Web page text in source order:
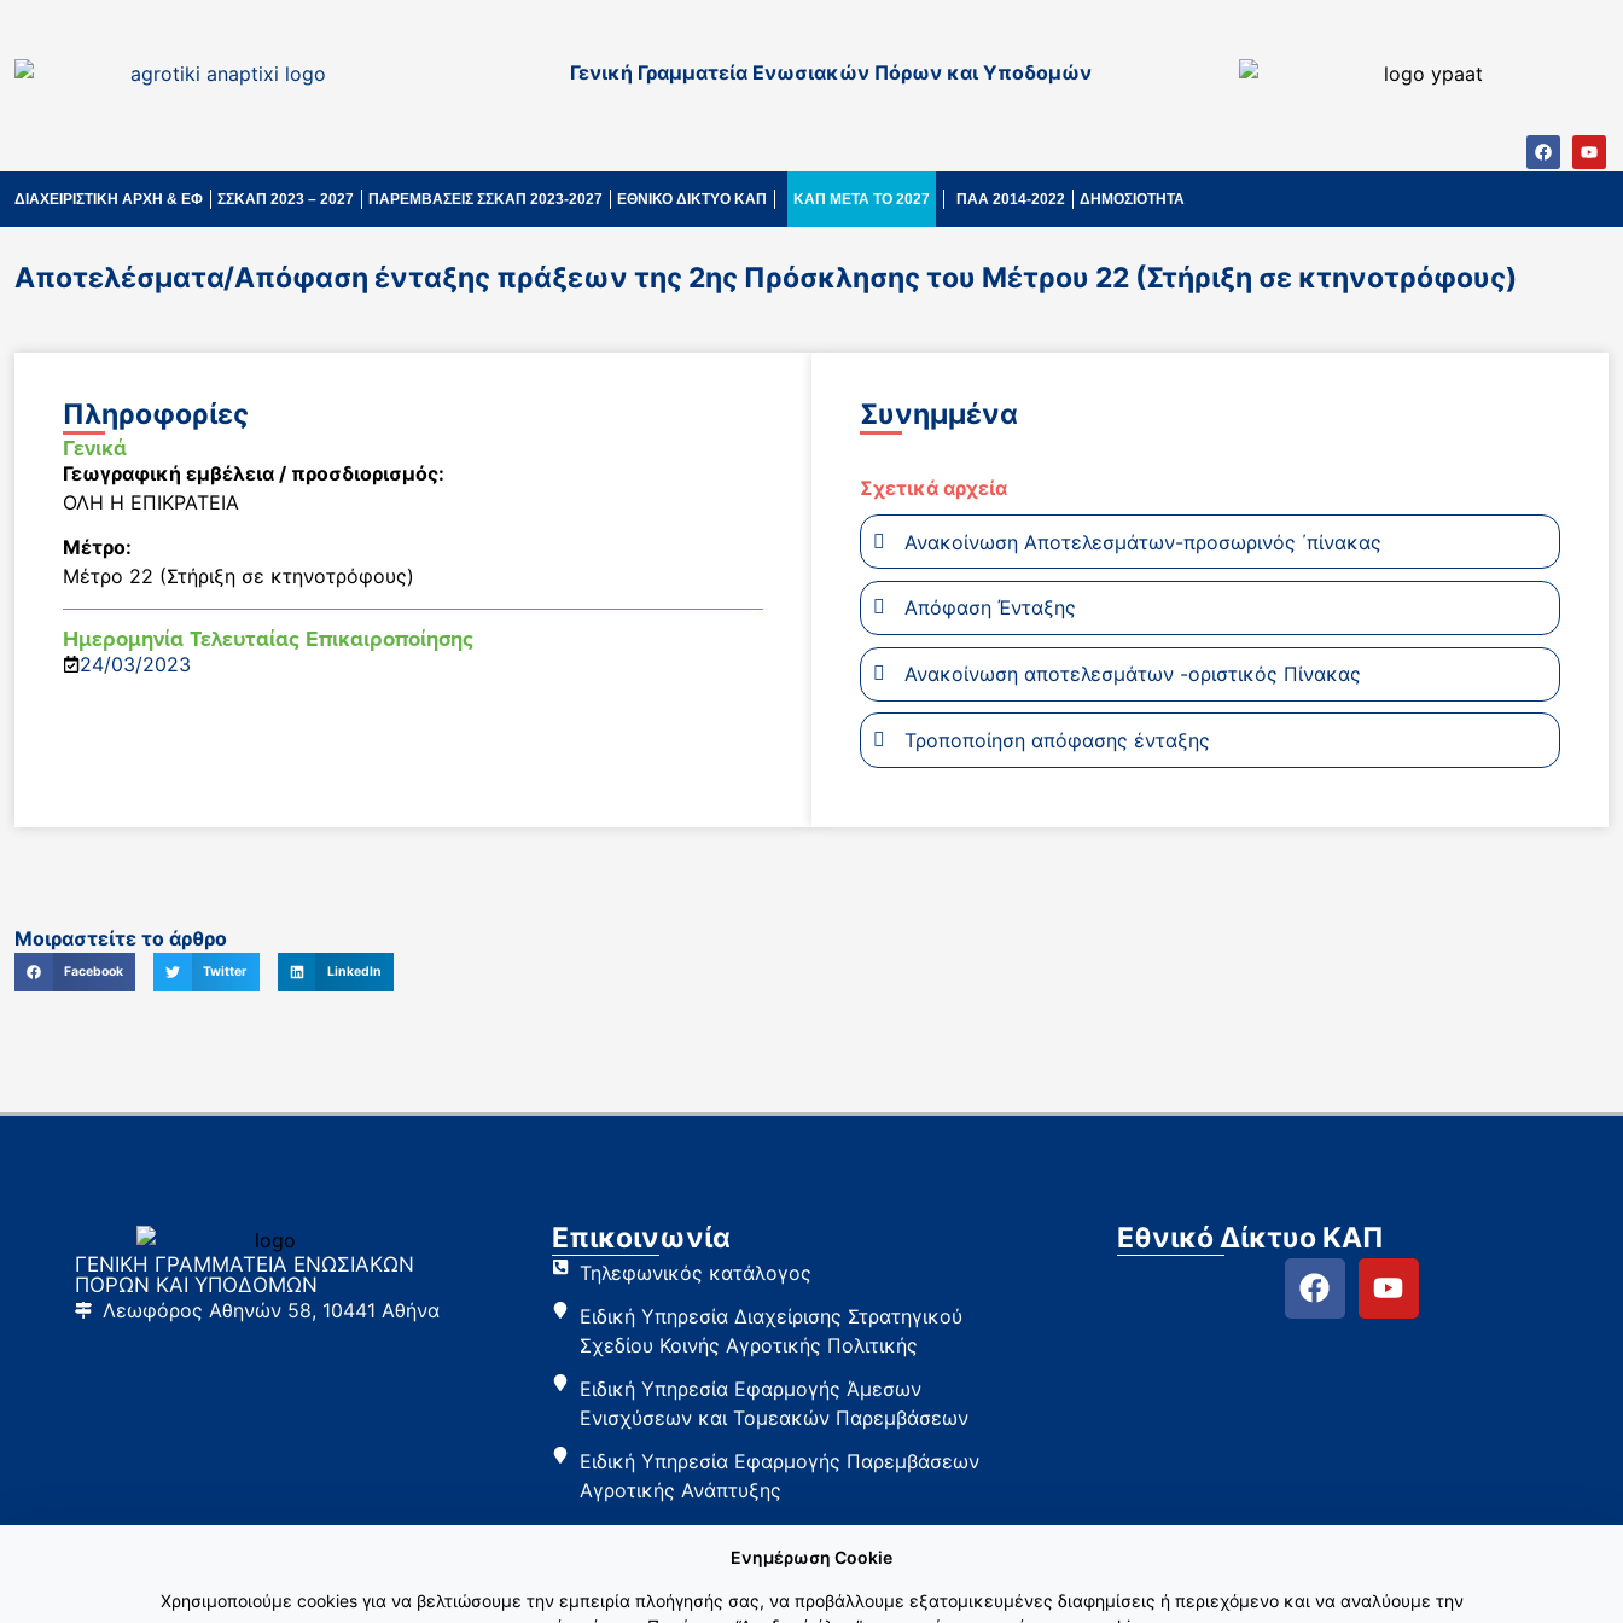
Γενική Γραμματεία Ενωσιακών Πόρων και Υποδομών
ΔΙΑΧΕΙΡΙΣΤΙΚΗ ΑΡΧΗ & ΕΦ ΣΣΚΑΠ 2023 – 2027 ΠΑΡΕΜΒΑΣΕΙΣ ΣΣΚΑΠ 2023-2027 ΕΘΝΙΚΟ ΔΙΚΤΥΟ ΚΑΠ ΚΑΠ ΜΕΤΑ ΤΟ 2027 ΠΑΑ 2014-2022 ΔΗΜΟΣΙΟΤΗΤΑ
Αποτελέσματα/Απόφαση ένταξης πράξεων της 2ης Πρόσκλησης του Μέτρου 22 (Στήριξη σε κτηνοτρόφους)
Πληροφορίες
Γενικά
Γεωγραφική εμβέλεια / προσδιορισμός:
ΟΛΗ Η ΕΠΙΚΡΑΤΕΙΑ
Μέτρο:
Μέτρο 22 (Στήριξη σε κτηνοτρόφους)
Ημερομηνία Τελευταίας Επικαιροποίησης
24/03/2023
Συνημμένα
Σχετικά αρχεία
Ανακοίνωση Αποτελεσμάτων-προσωρινός ΄πίνακας
Απόφαση Ένταξης
Ανακοίνωση αποτελεσμάτων -οριστικός Πίνακας
Τροποποίηση απόφασης ένταξης
Μοιραστείτε το άρθρο
Facebook Twitter LinkedIn
ΓΕΝΙΚΗ ΓΡΑΜΜΑΤΕΙΑ ΕΝΩΣΙΑΚΩΝ
ΠΟΡΩΝ ΚΑΙ ΥΠΟΔΟΜΩΝ
Λεωφόρος Αθηνών 58, 10441 Αθήνα
Επικοινωνία
Τηλεφωνικός κατάλογος
Ειδική Υπηρεσία Διαχείρισης Στρατηγικού
Σχεδίου Κοινής Αγροτικής Πολιτικής
Ειδική Υπηρεσία Εφαρμογής Άμεσων
Ενισχύσεων και Τομεακών Παρεμβάσεων
Ειδική Υπηρεσία Εφαρμογής Παρεμβάσεων
Αγροτικής Ανάπτυξης
Εθνικό Δίκτυο ΚΑΠ
Ενημέρωση Cookie
Χρησιμοποιούμε cookies για να βελτιώσουμε την εμπειρία πλοήγησής σας, να προβάλλουμε εξατομικευμένες διαφημίσεις ή περιεχόμενο και να αναλύουμε την